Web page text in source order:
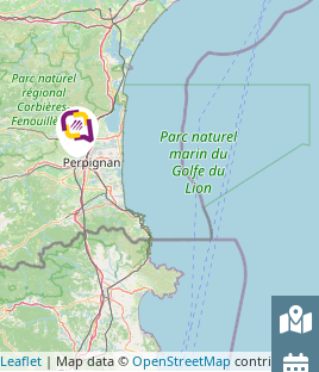
Leaflet | Map data © OpenStreetMap contributors